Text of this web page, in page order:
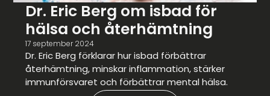
Dr. Eric Berg om isbad för
hälsa och återhämtning
17 september 2024
Dr. Eric Berg förklarar hur isbad förbättrar
återhämtning, minskar inflammation, stärker
immunförsvaret och förbättrar mental hälsa.